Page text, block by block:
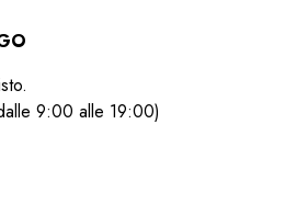
9:00 alle 19:00)